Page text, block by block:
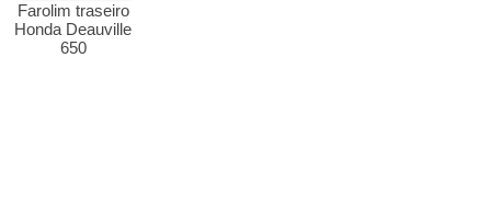
Farolim traseiro
Honda Deauville
650